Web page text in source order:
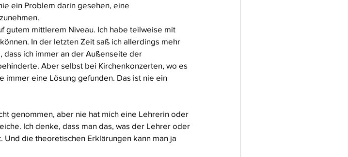
ein Problem darin gesehen, eine
gutem mittlerem Niveau. Ich habe teilweise mit
In der letzten Zeit saß ich allerdings mehr
dass ich immer an der Außenseite der
Aber selbst bei Kirchenkonzerten, wo es
immer eine Lösung gefunden. Das ist nie ein
genommen, aber nie hat mich eine Lehrerin oder
Ich denke, dass man das, was der Lehrer oder
die theoretischen Erklärungen kann man ja